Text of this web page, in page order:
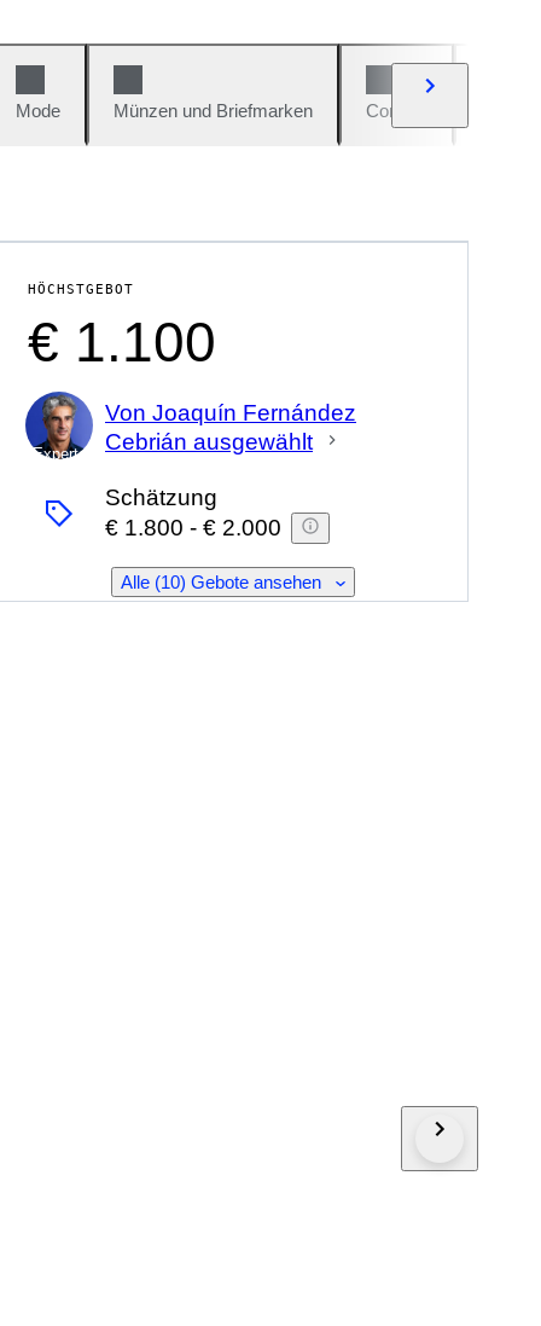
Mode Münzen und Briefmarken Comics
HÖCHSTGEBOT
€ 1.100
Experte
Von Joaquín Fernández
Cebrián ausgewählt
Schätzung
€ 1.800 - € 2.000
Alle (10) Gebote ansehen